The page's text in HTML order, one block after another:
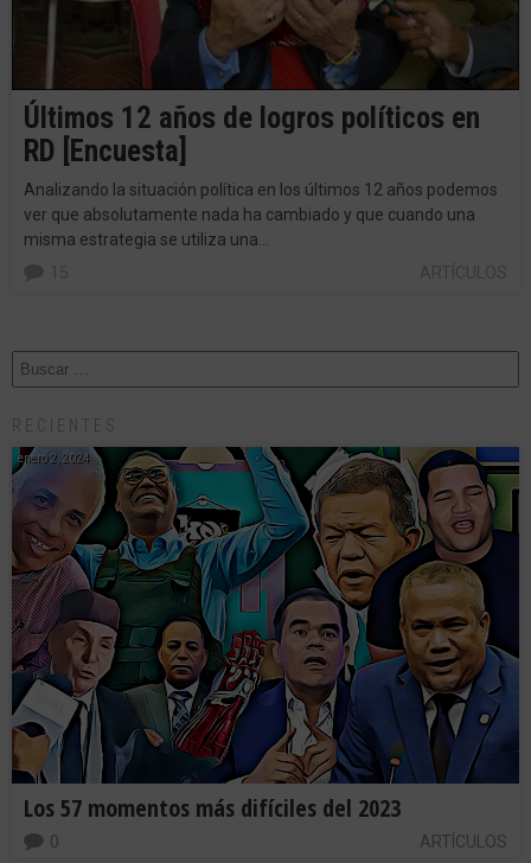
Últimos 12 años de logros políticos en
RD [Encuesta]
Analizando la situación política en los últimos 12 años podemos
ver que absolutamente nada ha cambiado y que cuando una
misma estrategia se utiliza una…
RECIENTES
enero 2, 2024
Los 57 momentos más difíciles del 2023
ARTÍCULOS
0